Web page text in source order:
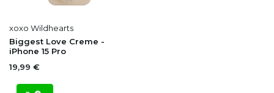
xoxo Wildhearts
Biggest Love Creme -
iPhone 15 Pro
19,99 €